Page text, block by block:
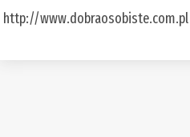
http://www.dobraosobiste.com.pl